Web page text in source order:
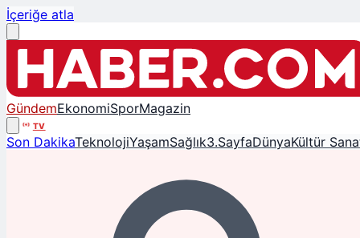
İçeriğe atla
GündemEkonomiSporMagazin
TV
Son DakikaTeknolojiYaşamSağlık3.SayfaDünyaKültür